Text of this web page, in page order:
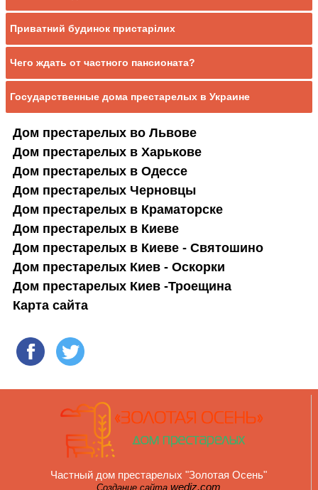
Приватний будинок пристарілих
Чего ждать от частного пансионата?
Государственные дома престарелых в Украине
Дом престарелых во Львове
Дом престарелых в Харькове
Дом престарелых в Одессе
Дом престарелых Черновцы
Дом престарелых в Краматорске
Дом престарелых в Киеве
Дом престарелых в Киеве - Святошино
Дом престарелых Киев - Оскорки
Дом престарелых Киев -Троещина
Карта сайта
Частный дом престарелых "Золотая Осень"
Создание сайта wediz.com